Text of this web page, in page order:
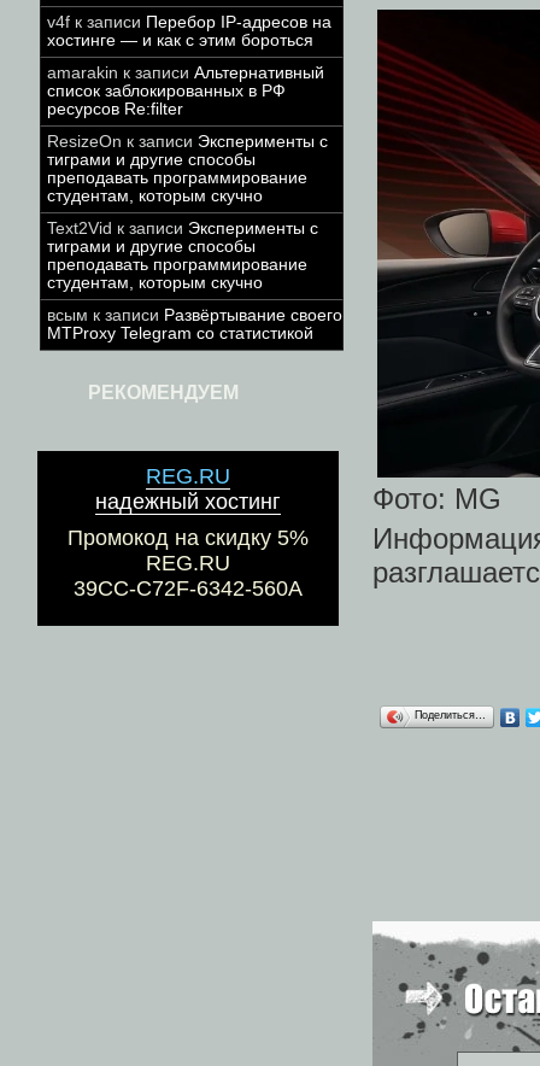
v4f к записи Перебор IP-адресов на
хостинге — и как с этим бороться
amarakin к записи Альтернативный
список заблокированных в РФ
ресурсов Re:filter
ResizeOn к записи Эксперименты с
тиграми и другие способы
преподавать программирование
студентам, которым скучно
Text2Vid к записи Эксперименты с
тиграми и другие способы
преподавать программирование
студентам, которым скучно
всым к записи Развёртывание своего
MTProxy Telegram со статистикой
РЕКОМЕНДУЕМ
REG.RU
надежный хостинг
Промокод на скидку 5%
REG.RU
39CC-C72F-6342-560A
Фото: MG
Поделиться…